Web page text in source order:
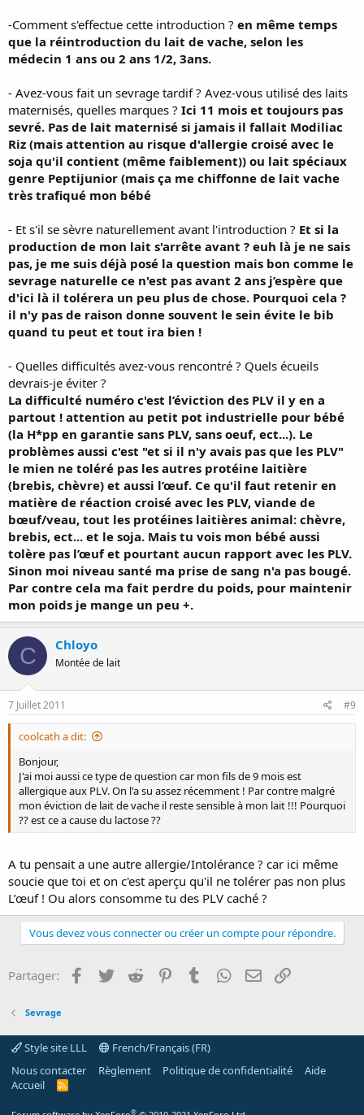
-Comment s'effectue cette introduction ? en même temps
que la réintroduction du lait de vache, selon les
médecin 1 ans ou 2 ans 1/2, 3ans.
- Avez-vous fait un sevrage tardif ? Avez-vous utilisé des laits
maternisés, quelles marques ? Ici 11 mois et toujours pas
sevré. Pas de lait maternisé si jamais il fallait Modiliac
Riz (mais attention au risque d'allergie croisé avec le
soja qu'il contient (même faiblement)) ou lait spéciaux
genre Peptijunior (mais ça me chiffonne de lait vache
très trafiqué mon bébé
- Et s'il se sèvre naturellement avant l'introduction ? Et si la
production de mon lait s'arrête avant ? euh là je ne sais
pas, je me suis déjà posé la question mais bon comme le
sevrage naturelle ce n'est pas avant 2 ans j’espère que
d'ici là il tolérera un peu plus de chose. Pourquoi cela ?
il n'y pas de raison donne souvent le sein évite le bib
quand tu peut et tout ira bien !
- Quelles difficultés avez-vous rencontré ? Quels écueils
devrais-je éviter ?
La difficulté numéro c'est l’éviction des PLV il y en a
partout ! attention au petit pot industrielle pour bébé
(la H*pp en garantie sans PLV, sans oeuf, ect...). Le
problèmes aussi c'est "et si il n'y avais pas que les PLV"
le mien ne toléré pas les autres protéine laitière
(brebis, chèvre) et aussi l’œuf. Ce qu'il faut retenir en
matière de réaction croisé avec les PLV, viande de
bœuf/veau, tout les protéines laitières animal: chèvre,
brebis, ect... et le soja. Mais tu vois mon bébé aussi
tolère pas l’œuf et pourtant aucun rapport avec les PLV.
Sinon moi niveau santé ma prise de sang n'a pas bougé.
Par contre cela ma fait perdre du poids, pour maintenir
mon poids je mange un peu +.
C Chloyo
Montée de lait
7 Juillet 2011 #9
coolcath a dit:
Bonjour,
J'ai moi aussi ce type de question car mon fils de 9 mois est
allergique aux PLV. On l'a su assez récemment ! Par contre malgré
mon éviction de lait de vache il reste sensible à mon lait !!! Pourquoi
?? est ce a cause du lactose ??
A tu pensait a une autre allergie/Intolérance ? car ici même
soucie que toi et on c'est aperçu qu'il ne tolérer pas non plus
L’œuf ! Ou alors consomme tu des PLV caché ?
Vous devez vous connecter ou créer un compte pour répondre.
Partager: Facebook
Twitter Reddit PinterestTumblr WhatsApp
E-mail
Sevrage
Style site LLL
French/Français (FR)
Nous contacter
Règlement Politique de confidentialité
Aide
Accueil
R
®